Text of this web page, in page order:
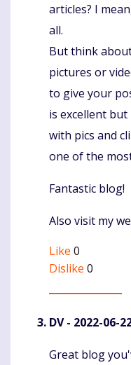
articles? I
all.
But think
pictures or
to give your
is excellent but
with pics and
one of the
Fantastic blog!
Also visit my
Like 0
Dislike 0
DV- 2022-06-
Komentaras
Great blog